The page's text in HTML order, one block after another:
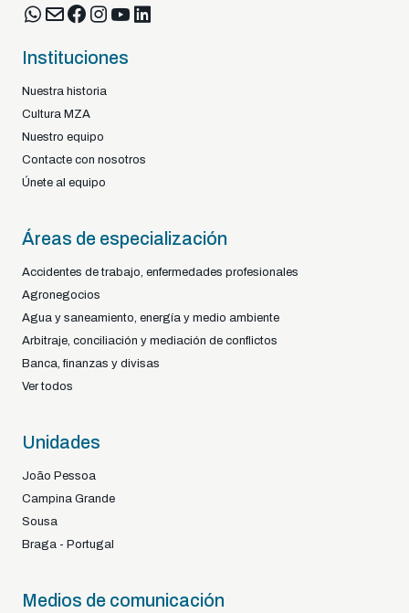
Instituciones
Nuestra historia
Cultura MZA
Nuestro equipo
Contacte con nosotros
Únete al equipo
Áreas de especialización
Accidentes de trabajo, enfermedades profesionales
Agronegocios
Agua y saneamiento, energía y medio ambiente
Arbitraje, conciliación y mediación de conflictos
Banca, finanzas y divisas
Ver todos
Unidades
João Pessoa
Campina Grande
Sousa
Braga - Portugal
Medios de comunicación